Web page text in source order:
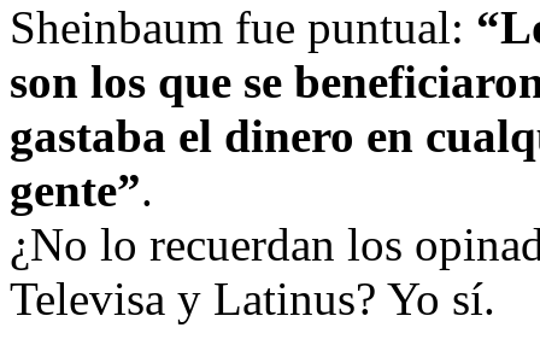
Sheinbaum fue puntual:
son los que se
gastaba el dinero en
gente”.
¿No lo recuerdan los
Televisa y Latinus? Yo sí.